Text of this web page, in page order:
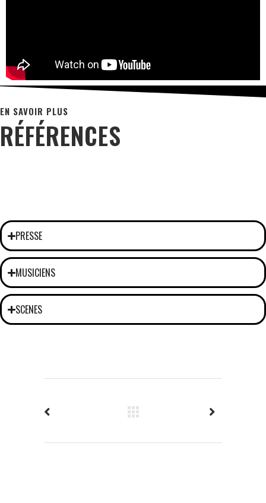
EN SAVOIR PLUS
RÉFÉRENCES
PRESSE
MUSICIENS
SCENES